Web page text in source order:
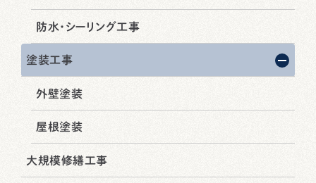
防水・シーリング工事
塗装工事
外壁塗装
屋根塗装
大規模修繕工事